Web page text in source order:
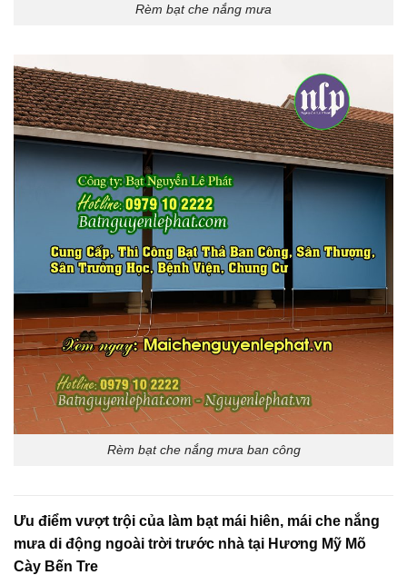
Rèm bạt che nắng mưa
Rèm bạt che nắng mưa ban công
Ưu điểm vượt trội của làm bạt mái hiên, mái che nắng
mưa di động ngoài trời trước nhà tại Hương Mỹ Mõ
Cày Bến Tre